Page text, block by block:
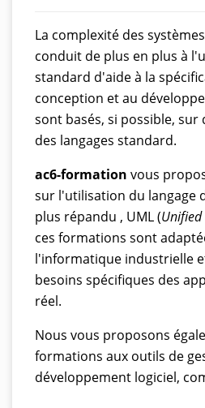
La complexité des
conduit de plus en plus à
standard d'aide à la
conception et au
sont basés, si possible, sur
des langages standard.
ac6-formation vous
sur l'utilisation du langage
plus répandu , UML (Unified
ces formations sont
l'informatique industrielle
besoins spécifiques des
réel.
Nous vous proposons
formations aux outils de
développement logiciel,